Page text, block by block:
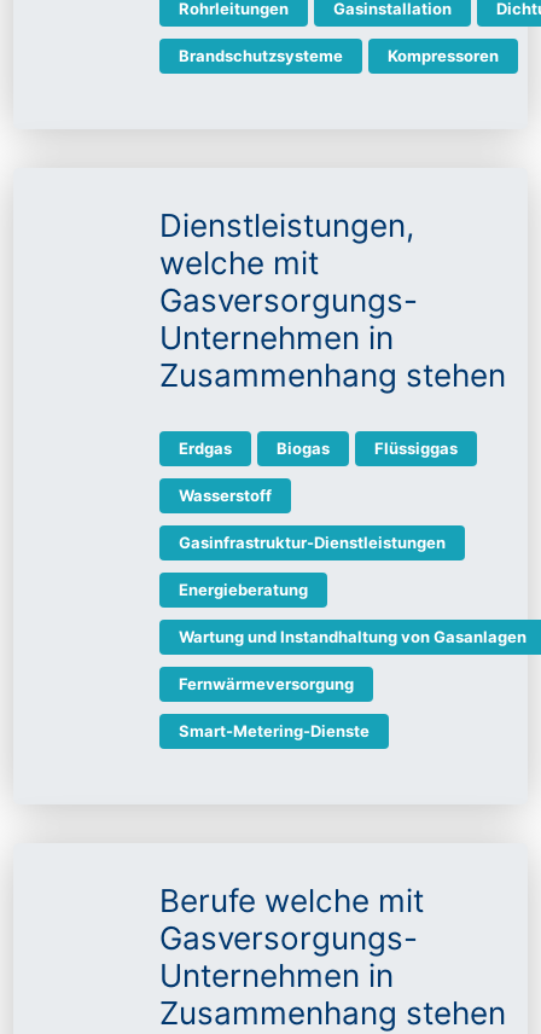
Rohrleitungen Gasinstallation
Brandschutzsysteme Kompressoren
Dienstleistungen,
welche mit
Gasversorgungs-
Unternehmen in
Zusammenhang stehen
Erdgas Biogas Flüssiggas
Wasserstoff
Gasinfrastruktur-Dienstleistungen
Energieberatung
Wartung und Instandhaltung von Gasanlagen
Fernwärmeversorgung
Smart-Metering-Dienste
Berufe welche mit
Gasversorgungs-
Unternehmen in
Zusammenhang stehen